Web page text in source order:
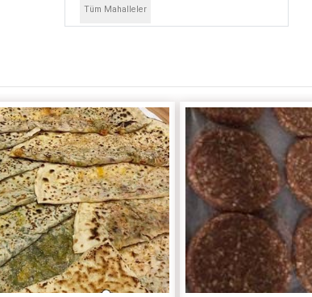
Tüm Mahalleler